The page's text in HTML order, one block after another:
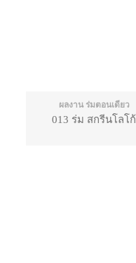
ผลงาน ร่มตอนเดียว
013 ร่ม สกรีนโลโก้